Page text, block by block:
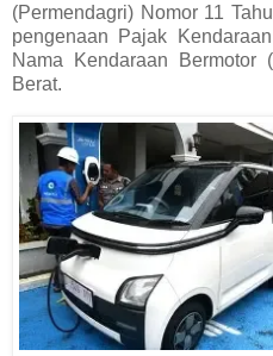
(Permendagri) Nomor 11
pengenaan Pajak
Nama Kendaraan Bermotor
Berat.